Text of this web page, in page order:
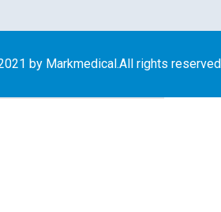
by Markmedical.All rights reserved.